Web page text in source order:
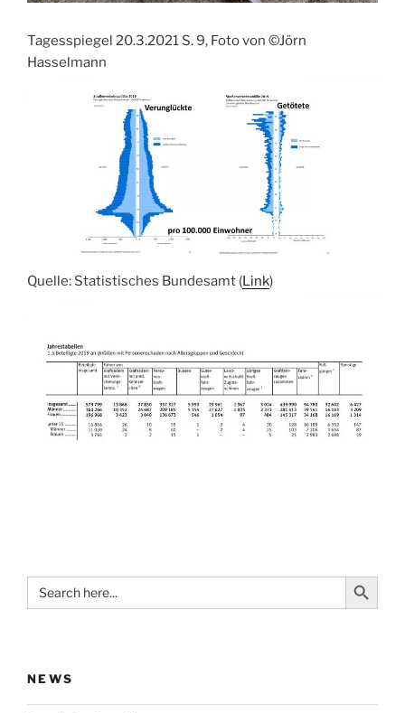
Tagesspiegel 20.3.2021 S. 9, Foto von ©Jörn
Hasselmann
Quelle: Statistisches Bundesamt (Link)
Search
for:
Search Button
NEWS